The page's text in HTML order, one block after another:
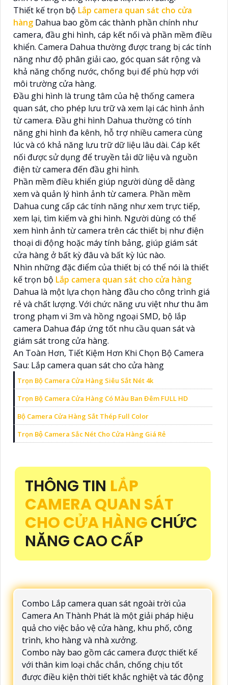
Thiết kế trọn bộ Lắp camera quan sát cho cửa
hàng Dahua bao gồm các thành phần chính như
camera, đầu ghi hình, cáp kết nối và phần mềm điều
khiển. Camera Dahua thường được trang bị các tính
năng như độ phân giải cao, góc quan sát rộng và
khả năng chống nước, chống bụi để phù hợp với
môi trường cửa hàng.
Đầu ghi hình là trung tâm của hệ thống camera
quan sát, cho phép lưu trữ và xem lại các hình ảnh
từ camera. Đầu ghi hình Dahua thường có tính
năng ghi hình đa kênh, hỗ trợ nhiều camera cùng
lúc và có khả năng lưu trữ dữ liệu lâu dài. Cáp kết
nối được sử dụng để truyền tải dữ liệu và nguồn
điện từ camera đến đầu ghi hình.
Phần mềm điều khiển giúp người dùng dễ dàng
xem và quản lý hình ảnh từ camera. Phần mềm
Dahua cung cấp các tính năng như xem trực tiếp,
xem lại, tìm kiếm và ghi hình. Người dùng có thể
xem hình ảnh từ camera trên các thiết bị như điện
thoại di động hoặc máy tính bảng, giúp giám sát
cửa hàng ở bất kỳ đâu và bất kỳ lúc nào.
Nhìn những đặc điểm của thiết bị có thể nói là thiết
kế trọn bộ Lắp camera quan sát cho cửa hàng
Dahua là một lựa chọn hàng đầu cho công trình giá
rẻ và chất lượng. Với chức năng ưu việt như thu âm
trong phạm vi 3m và hồng ngoại SMD, bộ lắp
camera Dahua đáp ứng tốt nhu cầu quan sát và
giám sát trong cửa hàng.
An Toàn Hơn, Tiết Kiệm Hơn Khi Chọn Bộ Camera
Sau: Lắp camera quan sát cho cửa hàng
Trọn Bộ Camera Cửa Hàng Siêu Sắt Nét 4k
Trọn Bộ Camera Cửa Hàng Có Màu Ban Đêm FULL HD
Bộ Camera Cửa Hàng Sắt Thép Full Color
Trọn Bộ Camera Sắc Nét Cho Cửa Hàng Giá Rẻ
THÔNG TIN LẮP
CAMERA QUAN SÁT
CHO CỬA HÀNGCHỨC
NĂNG CAO CẤP
Combo Lắp camera quan sát ngoài trời của
Camera An Thành Phát là một giải pháp hiệu
quả cho việc bảo vệ cửa hàng, khu phố, công
trình, kho hàng và nhà xưởng.
Combo này bao gồm các camera được thiết kế
với thân kim loại chắc chắn, chống chịu tốt
được điều kiện thời tiết khắc nghiệt và tác động